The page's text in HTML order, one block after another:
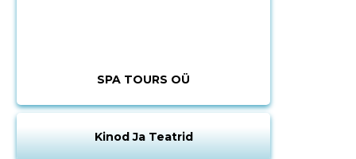
SPA TOURS OÜ
Kinod Ja Teatrid